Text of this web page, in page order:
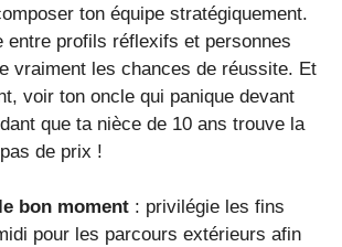
ton équipe stratégiquement.
entre profils réflexifs et personnes
vraiment les chances de réussite. Et
voir ton oncle qui panique devant
que ta nièce de 10 ans trouve la
de prix !
bon moment : privilégie les fins
pour les parcours extérieurs afin